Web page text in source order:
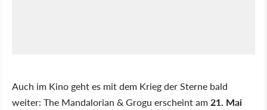
Auch im Kino geht es mit dem Krieg der Sterne bald
weiter: The Mandalorian & Grogu erscheint am21. Mai